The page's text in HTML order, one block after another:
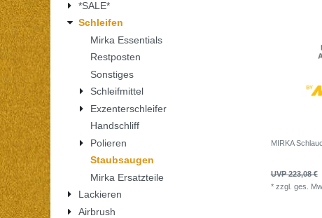
*SALE*
Schleifen
Mirka Essentials
Restposten
Sonstiges
Schleifmittel
Exzenterschleifer
Handschliff
Polieren
Staubsaugen
Mirka Ersatzteile
Lackieren
Airbrush
MIRKA
UVP 223,08 €
* zzgl. ges.